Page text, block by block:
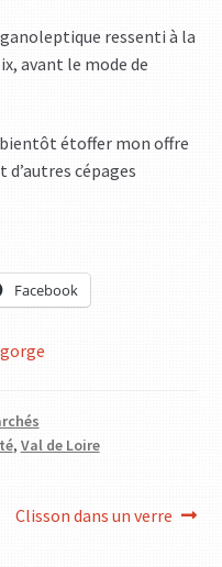
ressenti à la
avant le mode de
bientôt étoffer mon offre
d’autres cépages
Facebook
, Val de Loire
Article
Clisson dans un verre